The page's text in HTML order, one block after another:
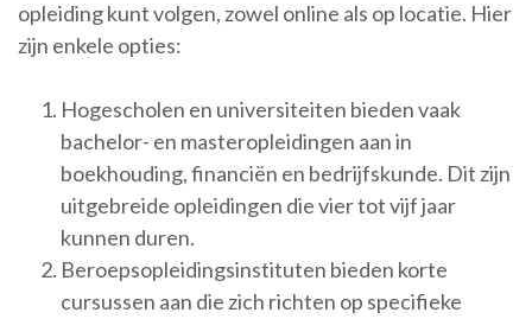
opleiding kunt volgen, zowel online als op locatie. Hier
zijn enkele opties:
Hogescholen en universiteiten bieden vaak
bachelor- en masteropleidingen aan in
boekhouding, financiën en bedrijfskunde. Dit zijn
uitgebreide opleidingen die vier tot vijf jaar
kunnen duren.
Beroepsopleidingsinstituten bieden korte
cursussen aan die zich richten op specifieke